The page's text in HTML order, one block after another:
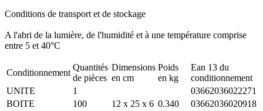
Conditions de transport et de stockage
A l'abri de la lumière, de l'humidité et à une température comprise
entre 5 et 40°C
Conditionnement
Quantités
de pièces
Dimensions
en cm
Poids
en kg
Ean 13 du
conditionnement
UNITE
1
03662036022271
BOITE
100 12 x 25 x 6 0.340
03662036020918